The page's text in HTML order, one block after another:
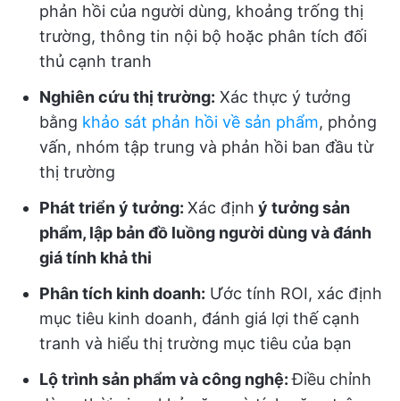
phản hồi của người dùng, khoảng trống thị
trường, thông tin nội bộ hoặc phân tích đối
thủ cạnh tranh
Nghiên cứu thị trường: Xác thực ý tưởng
bằng khảo sát phản hồi về sản phẩm, phỏng
vấn, nhóm tập trung và phản hồi ban đầu từ
thị trường
Phát triển ý tưởng: Xác định ý tưởng sản
phẩm, lập bản đồ luồng người dùng và đánh
giá tính khả thi
Phân tích kinh doanh: Ước tính ROI, xác định
mục tiêu kinh doanh, đánh giá lợi thế cạnh
tranh và hiểu thị trường mục tiêu của bạn
Lộ trình sản phẩm và công nghệ:Điều chỉnh